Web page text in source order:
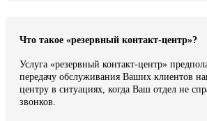
Что такое «резервный контакт-центр»?
Услуга «резервный контакт-центр»
передачу обслуживания Ваших клиентов
центру в ситуациях, когда Ваш отдел не
звонков.